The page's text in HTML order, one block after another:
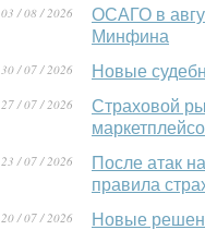
03 / 08 / 2026
ОСАГО в
Минфина
30 / 07 / 2026 Новые
27 / 07 / 2026
Страховой
23 / 07 / 2026
После атак
правила
20 / 07 / 2026
Новые